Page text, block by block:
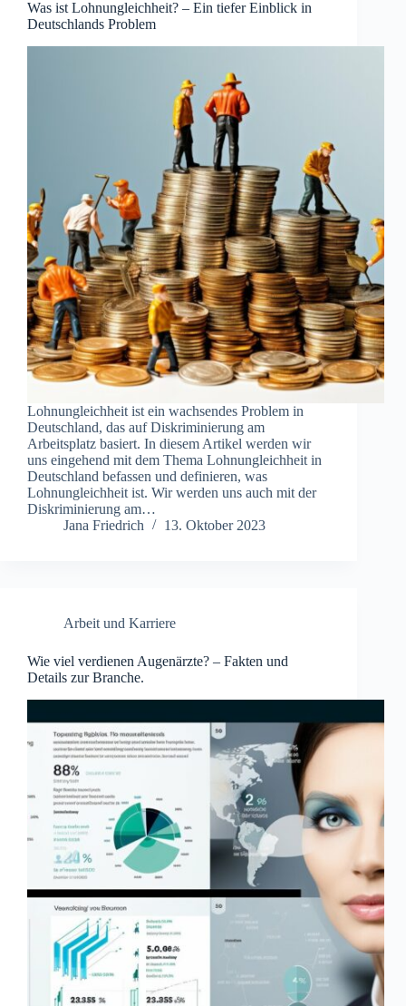
Was ist Lohnungleichheit? – Ein tiefer Einblick in
Deutschlands Problem
Lohnungleichheit ist ein wachsendes Problem in
Deutschland, das auf Diskriminierung am
Arbeitsplatz basiert. In diesem Artikel werden wir
uns eingehend mit dem Thema Lohnungleichheit in
Deutschland befassen und definieren, was
Lohnungleichheit ist. Wir werden uns auch mit der
Diskriminierung am…
Jana Friedrich
13. Oktober 2023
Arbeit und Karriere
Wie viel verdienen Augenärzte? – Fakten und
Details zur Branche.